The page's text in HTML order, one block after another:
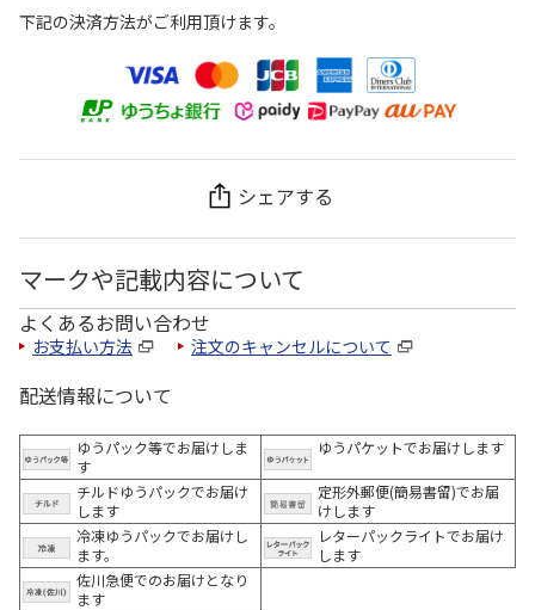
下記の決済方法がご利用頂けます。
シェアする
マークや記載内容について
よくあるお問い合わせ
お支払い方法 注文のキャンセルについて
配送情報について
ゆうパック等でお届けしま
す
ゆうパケットでお届けします
チルドゆうパックでお届け
します
定形外郵便(簡易書留)でお届
けします
冷凍ゆうパックでお届けし
ます。
レターパックライトでお届け
します
佐川急便でのお届けとなり
ます